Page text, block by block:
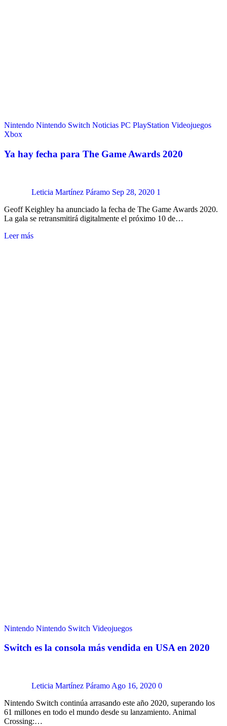
Nintendo Nintendo Switch Noticias PC PlayStation Videojuegos
Xbox
Ya hay fecha para The Game Awards 2020
Leticia Martínez Páramo Sep 28, 2020 1
Geoff Keighley ha anunciado la fecha de The Game Awards 2020.
La gala se retransmitirá digitalmente el próximo 10 de…
Leer más
Nintendo Nintendo Switch Videojuegos
Switch es la consola más vendida en USA en 2020
Leticia Martínez Páramo Ago 16, 2020 0
Nintendo Switch continúa arrasando este año 2020, superando los
61 millones en todo el mundo desde su lanzamiento. Animal
Crossing:…